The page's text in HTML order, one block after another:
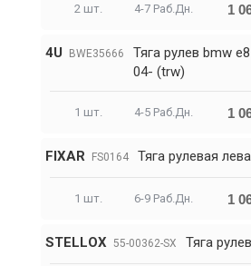
2 шт. 4-7 Раб.Дн. 1
4U BWE35666
Тяга рулев bmw
04- (trw)
1 шт. 4-5 Раб.Дн. 1
FIXAR FS0164 Тяга рулевая
1 шт. 6-9 Раб.Дн. 1
STELLOX 55-00362-SX Тяга